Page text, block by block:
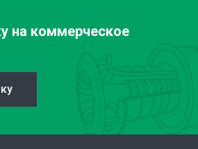
на коммерческое